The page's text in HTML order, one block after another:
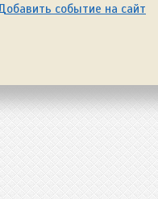
событие на сайт